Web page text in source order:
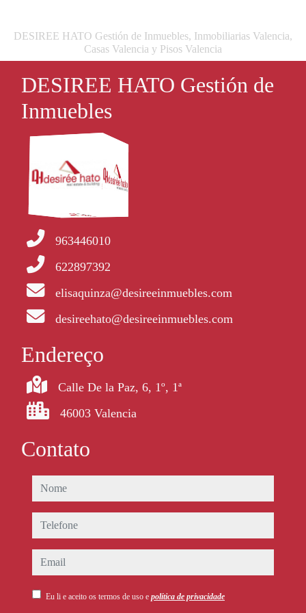
DESIREE HATO Gestión de Inmuebles, Inmobiliarias Valencia,
Casas Valencia y Pisos Valencia
DESIREE HATO Gestión de
Inmuebles
963446010
622897392
elisaquinza@desireeinmuebles.com
desireehato@desireeinmuebles.com
Endereço
Calle De la Paz, 6, 1º, 1ª
46003 Valencia
Contato
nome
telefone
email
Eu li e aceito os termos de uso e política de privacidade